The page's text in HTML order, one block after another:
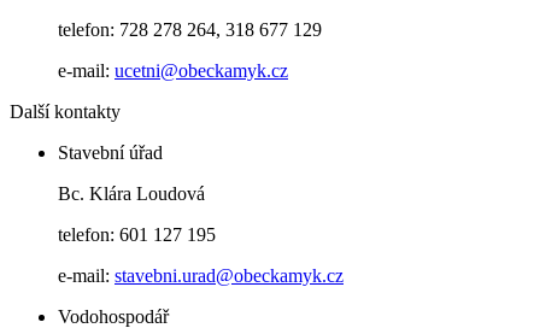
telefon: 728 278 264, 318 677 129
e-mail: ucetni@obeckamyk.cz
Další kontakty
Stavební úřad
Bc. Klára Loudová
telefon: 601 127 195
e-mail: stavebni.urad@obeckamyk.cz
Vodohospodář